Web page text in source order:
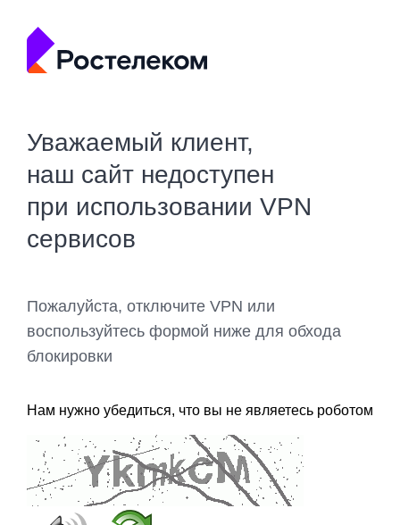
Уважаемый клиент,
наш сайт недоступен
при использовании VPN
сервисов
Пожалуйста, отключите VPN или
воспользуйтесь формой ниже для обхода
блокировки
Нам нужно убедиться, что вы не являетесь роботом